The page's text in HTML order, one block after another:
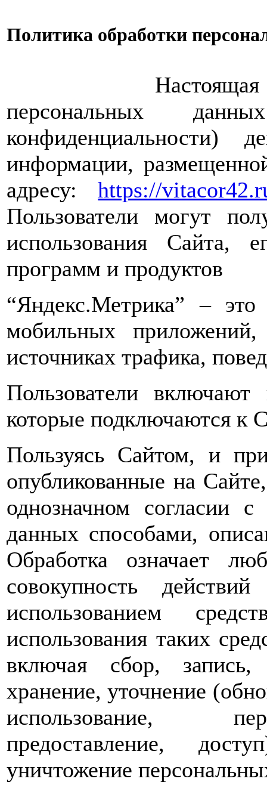
Политика обработки
Настоящая
персональных
конфиденциальности)
информации,
адресу:https://
Пользователи могут
использования Сайта,
программ и продуктов
“Яндекс.Метрика” –
мобильных
источниках трафика,
Пользователи
которые подключаются к
Пользуясь Сайтом, и
опубликованные на
однозначном согласии
данных способами,
Обработка означает
совокупность
использованием
использования таких
включая сбор, запись,
хранение, уточнение
использование,
предоставление,
уничтожение